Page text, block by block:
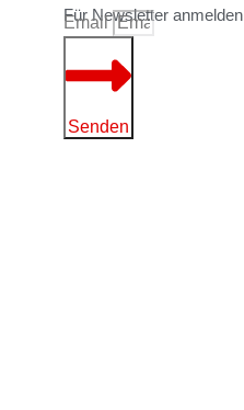
Für Newsletter anmelden
Email
Senden